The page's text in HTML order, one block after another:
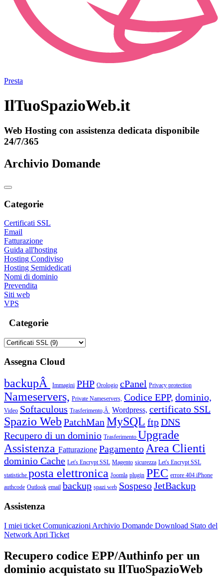
Presta
IlTuoSpazioWeb.it
Web Hosting con assistenza dedicata disponibile
24/7/365
Archivio Domande
Categorie
Certificati SSL
Email
Fatturazione
Guida all'hosting
Hosting Condiviso
Hosting Semidedicati
Nomi di dominio
Prevendita
Siti web
VPS
Categorie
Assegna Cloud
backupÂ Immagini PHP Orologio cPanel Privacy protection
Nameservers, Private Nameservers, Codice EPP, dominio,
Video Softaculous Trasferimento,Â Wordpress, certificato SSL
Spazio Web PatchMan MySQL ftpDNS
Recupero di un dominio Trasferimento Upgrade
Assistenza Fatturazione Pagamento Area Clienti
dominio Cache Let's Encrypt SSL Magento sicurezza Let's Encrypt SSL
statistiche posta elettronica Joomla plugin PEC errore 404 iPhone
authcode Outlook email backup spazi web SospesoJetBackup
Assistenza
I miei ticket Comunicazioni Archivio Domande Download Stato del
Network Apri Ticket
Recupero codice EPP/Authinfo per un
dominio acquistato su IlTuoSpazioWeb